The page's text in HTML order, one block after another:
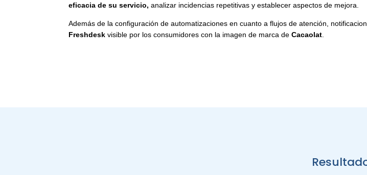
eficacia de su servicio,analizar incidencias repetitivas y establecer aspectos de mejora.
Además de la configuración de automatizaciones en cuanto a flujos de atención,
Freshdesk visible por los consumidores con la imagen de marca deCacaolat